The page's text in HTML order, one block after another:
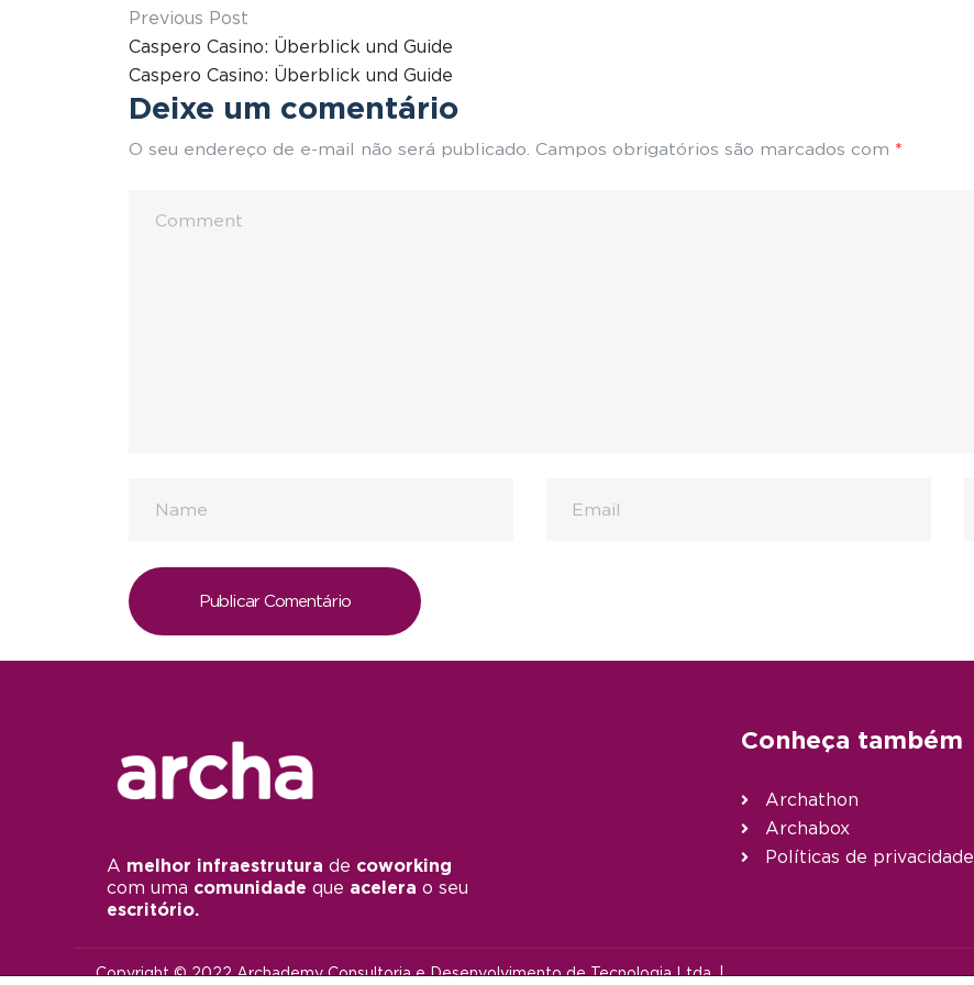
Previous Post
Caspero Casino: Überblick und Guide
Caspero Casino: Überblick und Guide
Deixe um comentário
O seu endereço de e-mail não será publicado. Campos obrigatórios são marcados com *
A melhor infraestrutura de coworking
com uma comunidade que acelera o seu
escritório.
Conheça também
Archathon
Archabox
Políticas de privacidade
Copyright © 2022 Archademy Consultoria e Desenvolvimento de Tecnologia Ltda. |